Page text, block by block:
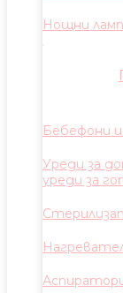
Нощни
Бебефони
Уреди за
уреди за